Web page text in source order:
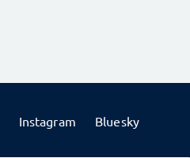
Instagram Bluesky